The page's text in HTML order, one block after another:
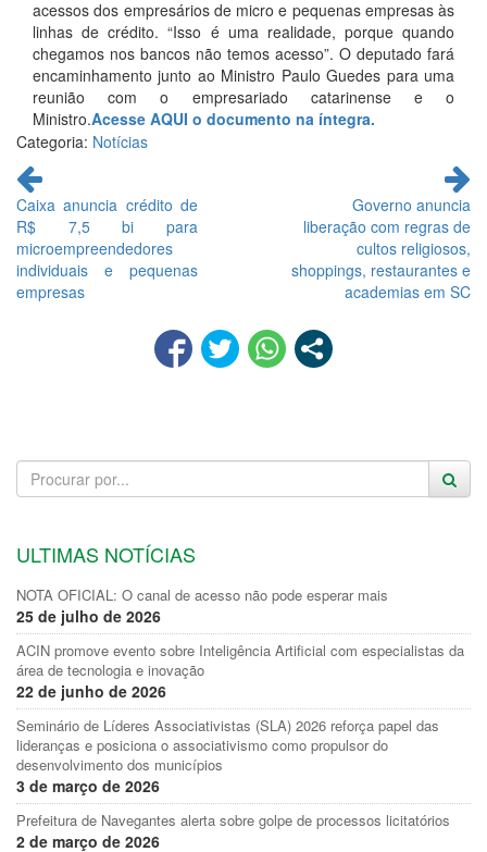
acessos dos empresários de micro e pequenas empresas às
linhas de crédito. “Isso é uma realidade, porque quando
chegamos nos bancos não temos acesso”. O deputado fará
encaminhamento junto ao Ministro Paulo Guedes para uma
reunião com o empresariado catarinense e o
Ministro.Acesse AQUI o documento na íntegra.
Categoria: Notícias
Continue
lendo
Caixa anuncia crédito de
R$ 7,5 bi para
microempreendedores
individuais e pequenas
empresas
Governo anuncia
liberação com regras de
cultos religiosos,
shoppings, restaurantes e
academias em SC
ULTIMAS NOTÍCIAS
NOTA OFICIAL: O canal de acesso não pode esperar mais
25 de julho de 2026
ACIN promove evento sobre Inteligência Artificial com especialistas da
área de tecnologia e inovação
22 de junho de 2026
Seminário de Líderes Associativistas (SLA) 2026 reforça papel das
lideranças e posiciona o associativismo como propulsor do
desenvolvimento dos municípios
3 de março de 2026
Prefeitura de Navegantes alerta sobre golpe de processos licitatórios
2 de março de 2026